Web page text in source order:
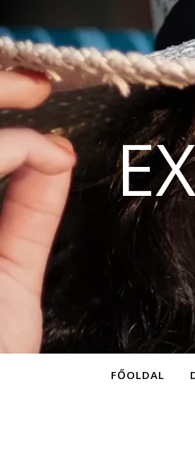
FŐOLDAL